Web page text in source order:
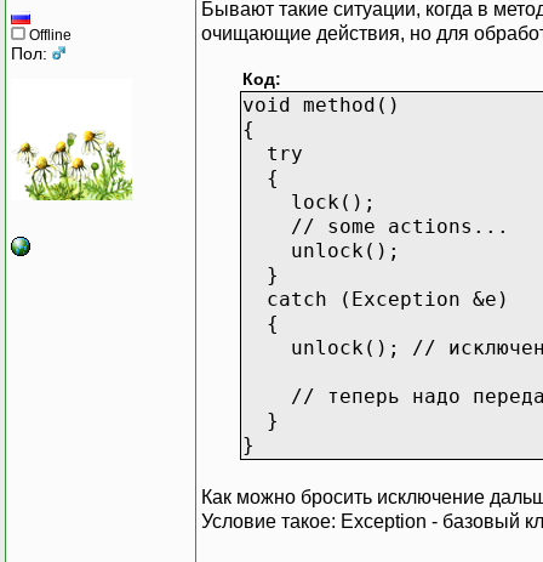
Offline
Пол:
Бывают такие ситуации, когда в
очищающие действия, но для
Код:
void method()
{
try
{
lock();
// some actions...
unlock();
}
catch (Exception &e)
{
unlock(); //
// теперь надо
}
}
Как можно бросить исключение
Условие такое: Exception - базовый